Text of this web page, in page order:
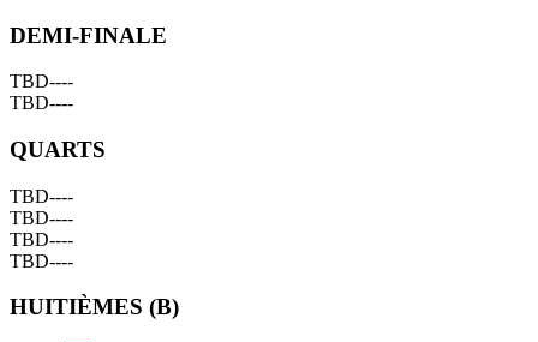
DEMI-FINALE
TBD----
TBD----
QUARTS
TBD----
TBD----
TBD----
TBD----
HUITIÈMES (B)